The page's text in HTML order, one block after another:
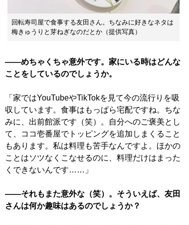
回転寿司屋で食事する友田さん。ちなみに好きなネタは
梅きゅうりと芽ねぎなのだとか（提供写真）
――めちゃくちゃ意外です。家にいる時はどんな
ことをしているのでしょうか。
「家ではYouTubeやTikTokを見て今の流行りを吸
収しています。食事はもっぱら宅配ですね。ちな
みに、出前館派です（笑）。自分へのご褒美とし
て、ココ壱番屋でトッピングを追加しまくること
もあります。私は料理も苦手なんですよ。ほかの
ことはソツなくこなせるのに、料理だけはまった
くできないんです……」
――それもまた意外な（笑）。そういえば、友田
さんは何か趣味はあるのでしょうか？